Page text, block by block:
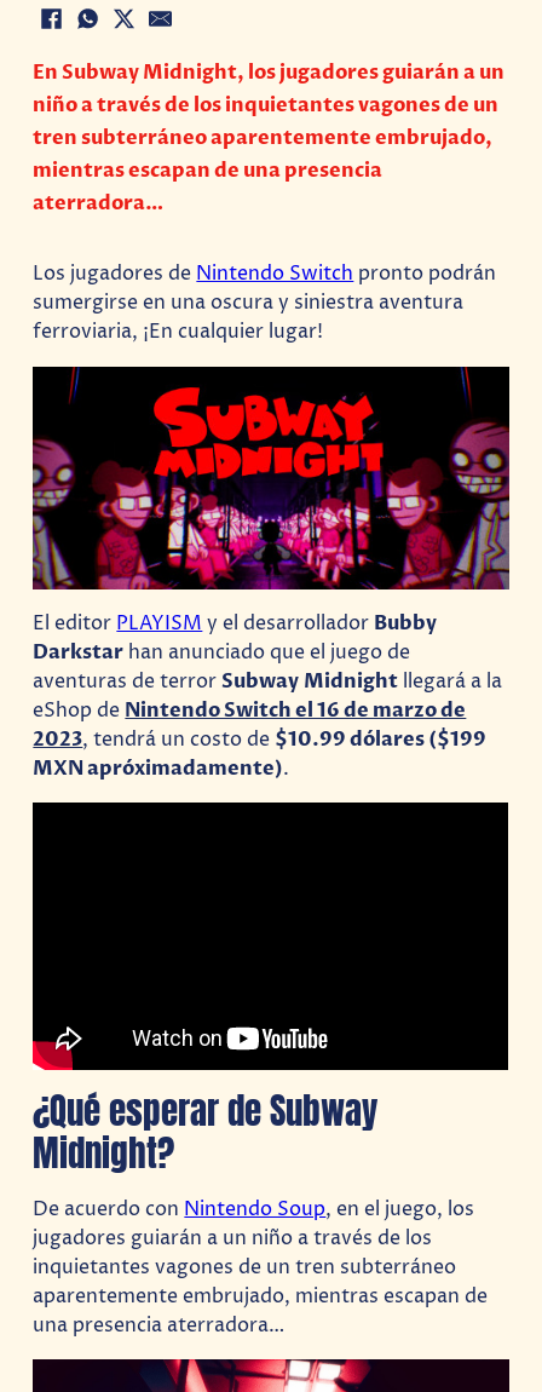
En Subway Midnight, los jugadores guiarán a un
niño a través de los inquietantes vagones de un
tren subterráneo aparentemente embrujado,
mientras escapan de una presencia
aterradora…
Los jugadores deNintendo Switchpronto podrán
sumergirse en una oscura y siniestra aventura
ferroviaria, ¡En cualquier lugar!
El editor PLAYISM y el desarrollador Bubby
Darkstar han anunciado que el juego de
aventuras de terrorSubway Midnight llegará a la
eShop de Nintendo Switch el 16 de marzo de
2023, tendrá un costo de $10.99 dólares ($199
MXN apróximadamente).
¿Qué esperar de Subway
Midnight?
De acuerdo con Nintendo Soup, en el juego, los
jugadores guiarán a un niño a través de los
inquietantes vagones de un tren subterráneo
aparentemente embrujado, mientras escapan de
una presencia aterradora…